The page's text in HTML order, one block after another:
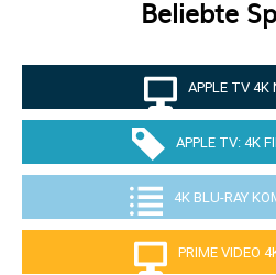
Beliebte
APPLE TV 4K
APPLE TV: 4K
4K BLU-RAY
PRIME VIDEO